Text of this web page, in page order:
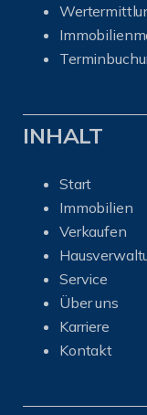
I
INHALT
Start
Immobilien
Verkaufen
Service
Über uns
Karriere
Kontakt